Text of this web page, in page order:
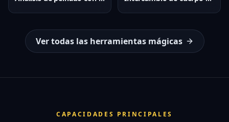
Ver todas las herramientas mágicas
CAPACIDADES PRINCIPALES